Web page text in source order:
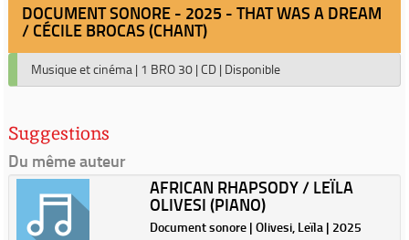
DOCUMENT SONORE - 2025 - THAT WAS A DREAM
/ CÉCILE BROCAS (CHANT)
Musique et cinéma | 1 BRO 30 | CD | Disponible
Suggestions
Du même auteur
AFRICAN RHAPSODY / LEÏLA
OLIVESI (PIANO)
Document sonore | Olivesi, Leïla | 2025